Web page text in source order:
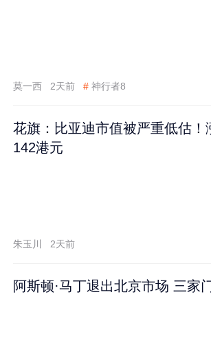
莫一西 2天前 # 神行者8
花旗：比亚迪市值被严重低估！
142港元
朱玉川 2天前
阿斯顿·马丁退出北京市场 三家